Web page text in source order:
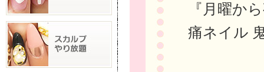
『月曜か
痛ネイル